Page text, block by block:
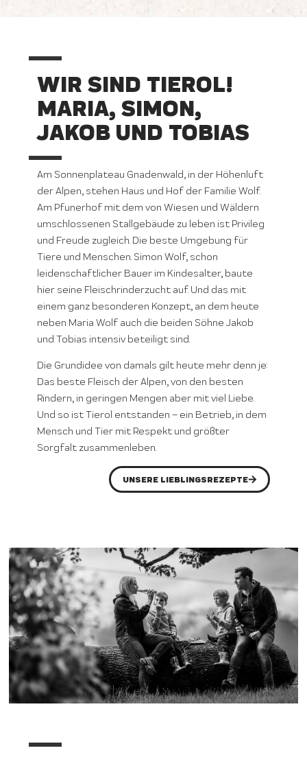
WIR SIND TIEROL!
MARIA, SIMON,
JAKOB UND TOBIAS
Am Sonnenplateau Gnadenwald, in der Höhenluft
der Alpen, stehen Haus und Hof der Familie Wolf.
Am Pfunerhof mit dem von Wiesen und Wäldern
umschlossenen Stallgebäude zu leben ist Privileg
und Freude zugleich. Die beste Umgebung für
Tiere und Menschen. Simon Wolf, schon
leidenschaftlicher Bauer im Kindesalter, baute
hier seine Fleischrinderzucht auf. Und das mit
einem ganz besonderen Konzept, an dem heute
neben Maria Wolf auch die beiden Söhne Jakob
und Tobias intensiv beteiligt sind.
Die Grundidee von damals gilt heute mehr denn je:
Das beste Fleisch der Alpen, von den besten
Rindern, in geringen Mengen aber mit viel Liebe.
Und so ist Tierol entstanden – ein Betrieb, in dem
Mensch und Tier mit Respekt und größter
Sorgfalt zusammenleben.
UNSERE LIEBLINGSREZEPTE